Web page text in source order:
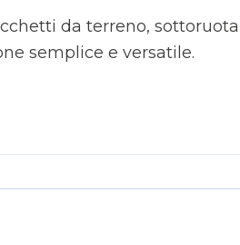
da terreno,
semplice e versatile.